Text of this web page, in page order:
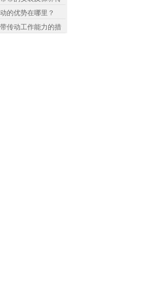
的优势在哪里？
传动工作能力的措